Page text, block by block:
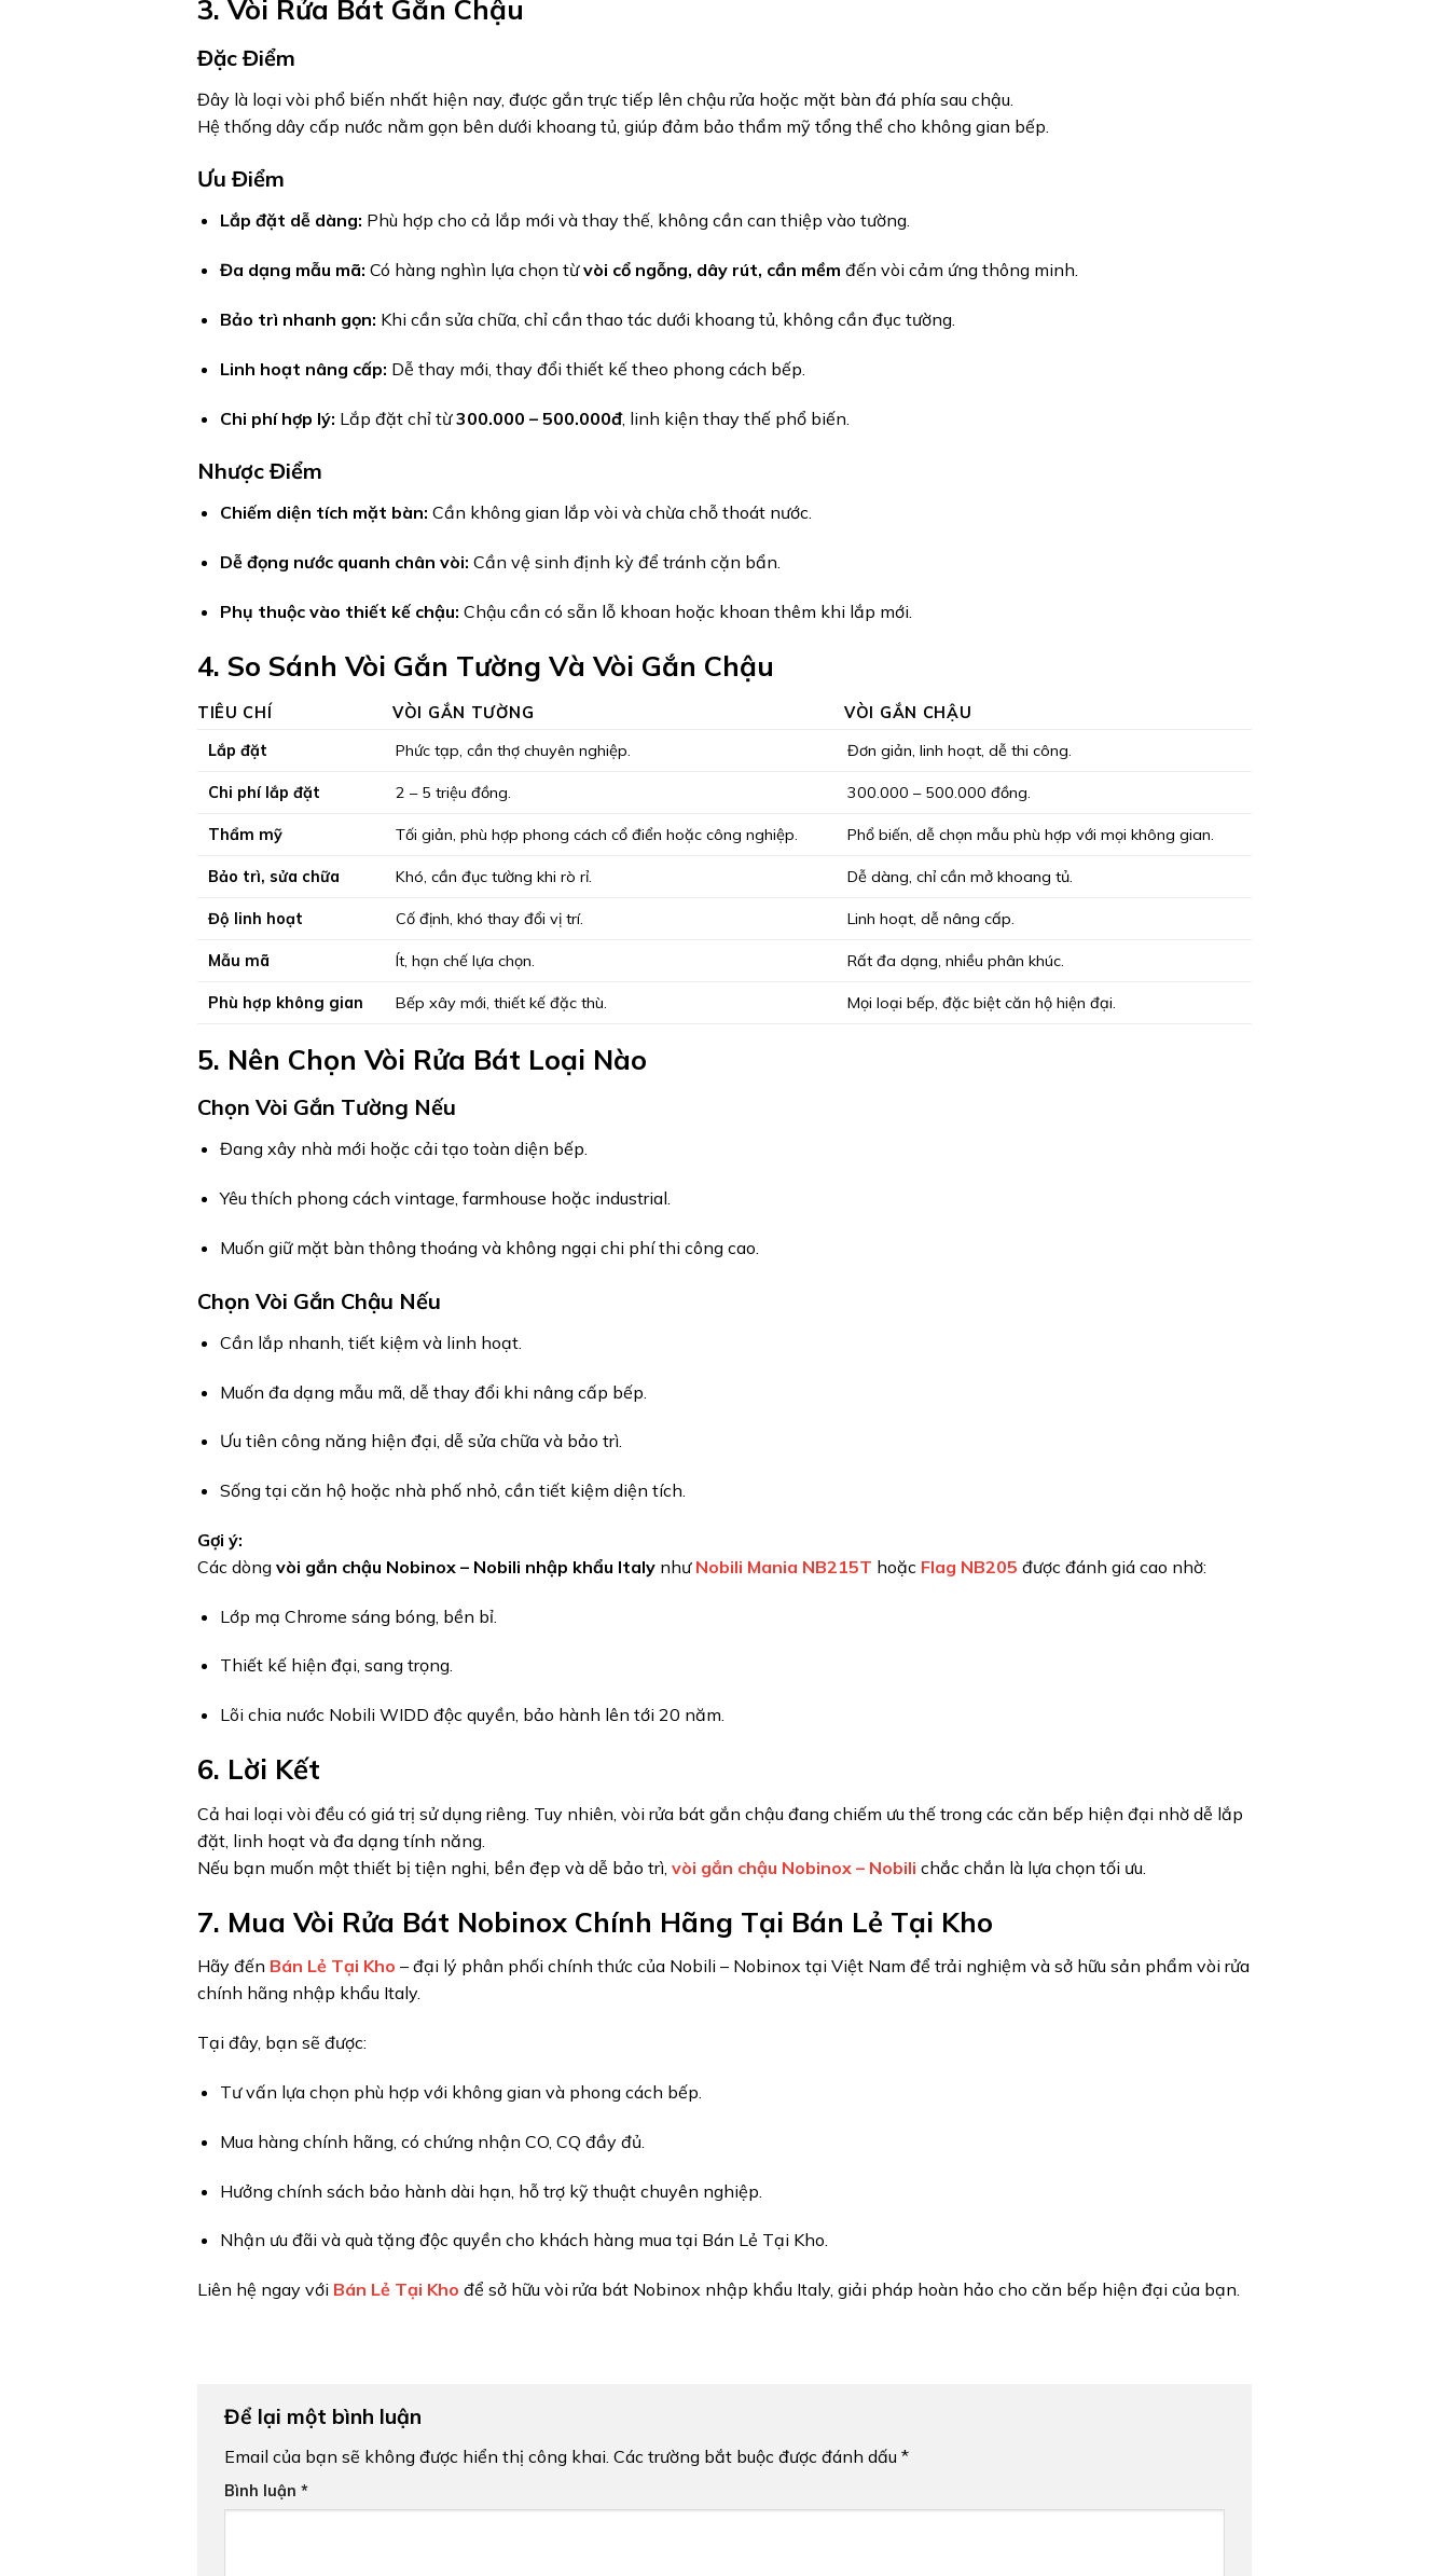
3. Vòi Rửa Bát Gắn Chậu
Đặc Điểm
Đây là loại vòi phổ biến nhất hiện nay, được gắn trực tiếp lên chậu rửa hoặc mặt bàn đá phía sau chậu.
Hệ thống dây cấp nước nằm gọn bên dưới khoang tủ, giúp đảm bảo thẩm mỹ tổng thể cho không gian bếp.
Ưu Điểm
Lắp đặt dễ dàng: Phù hợp cho cả lắp mới và thay thế, không cần can thiệp vào tường.
Đa dạng mẫu mã: Có hàng nghìn lựa chọn từvòi cổ ngỗng, dây rút, cần mềm đến vòi cảm ứng thông minh.
Bảo trì nhanh gọn: Khi cần sửa chữa, chỉ cần thao tác dưới khoang tủ, không cần đục tường.
Linh hoạt nâng cấp: Dễ thay mới, thay đổi thiết kế theo phong cách bếp.
Chi phí hợp lý: Lắp đặt chỉ từ300.000 – 500.000đ, linh kiện thay thế phổ biến.
Nhược Điểm
Chiếm diện tích mặt bàn: Cần không gian lắp vòi và chừa chỗ thoát nước.
Dễ đọng nước quanh chân vòi: Cần vệ sinh định kỳ để tránh cặn bẩn.
Phụ thuộc vào thiết kế chậu: Chậu cần có sẵn lỗ khoan hoặc khoan thêm khi lắp mới.
4. So Sánh Vòi Gắn Tường Và Vòi Gắn Chậu
TIÊU CHÍ VÒI GẮN TƯỜNG
VÒI GẮN CHẬU
Lắp đặt
Phức tạp, cần thợ chuyên nghiệp. Đơn giản, linh hoạt, dễ thi công.
Chi phí lắp đặt 2 – 5 triệu đồng. 300.000 – 500.000 đồng.
Thẩm mỹ Tối giản, phù hợp phong cách cổ điển hoặc công nghiệp. Phổ biến, dễ chọn mẫu phù hợp với mọi không gian.
Bảo trì, sửa chữa Khó, cần đục tường khi rò rỉ. Dễ dàng, chỉ cần mở khoang tủ.
Độ linh hoạt Cố định, khó thay đổi vị trí. Linh hoạt, dễ nâng cấp.
Mẫu mã Ít, hạn chế lựa chọn. Rất đa dạng, nhiều phân khúc.
Phù hợp không gian Bếp xây mới, thiết kế đặc thù. Mọi loại bếp, đặc biệt căn hộ hiện đại.
5. Nên Chọn Vòi Rửa Bát Loại Nào
Chọn Vòi Gắn Tường Nếu
Đang xây nhà mới hoặc cải tạo toàn diện bếp.
Yêu thích phong cách vintage, farmhouse hoặc industrial.
Muốn giữ mặt bàn thông thoáng và không ngại chi phí thi công cao.
Chọn Vòi Gắn Chậu Nếu
Cần lắp nhanh, tiết kiệm và linh hoạt.
Muốn đa dạng mẫu mã, dễ thay đổi khi nâng cấp bếp.
Ưu tiên công năng hiện đại, dễ sửa chữa và bảo trì.
Sống tại căn hộ hoặc nhà phố nhỏ, cần tiết kiệm diện tích.
Gợi ý:
Các dòng vòi gắn chậu Nobinox – Nobili nhập khẩu Italynhư Nobili Mania NB215T hoặc Flag NB205 được đánh giá cao nhờ:
Lớp mạ Chrome sáng bóng, bền bỉ.
Thiết kế hiện đại, sang trọng.
Lõi chia nước Nobili WIDD độc quyền, bảo hành lên tới 20 năm.
6. Lời Kết
Cả hai loại vòi đều có giá trị sử dụng riêng. Tuy nhiên, vòi rửa bát gắn chậu đang chiếm ưu thế trong các căn bếp hiện đại nhờ dễ lắp
đặt, linh hoạt và đa dạng tính năng.
Nếu bạn muốn một thiết bị tiện nghi, bền đẹp và dễ bảo trì, vòi gắn chậu Nobinox – Nobili chắc chắn là lựa chọn tối ưu.
7. Mua Vòi Rửa Bát Nobinox Chính Hãng Tại Bán Lẻ Tại Kho
Hãy đến Bán Lẻ Tại Kho – đại lý phân phối chính thức của Nobili – Nobinox tại Việt Nam để trải nghiệm và sở hữu sản phẩm vòi rửa
chính hãng nhập khẩu Italy.
Tại đây, bạn sẽ được:
Tư vấn lựa chọn phù hợp với không gian và phong cách bếp.
Mua hàng chính hãng, có chứng nhận CO, CQ đầy đủ.
Hưởng chính sách bảo hành dài hạn, hỗ trợ kỹ thuật chuyên nghiệp.
Nhận ưu đãi và quà tặng độc quyền cho khách hàng mua tại Bán Lẻ Tại Kho.
Liên hệ ngay với Bán Lẻ Tại Kho để sở hữu vòi rửa bát Nobinox nhập khẩu Italy, giải pháp hoàn hảo cho căn bếp hiện đại của bạn.
Để lại một bình luận
Email của bạn sẽ không được hiển thị công khai. Các trường bắt buộc được đánh dấu *
Bình luận *